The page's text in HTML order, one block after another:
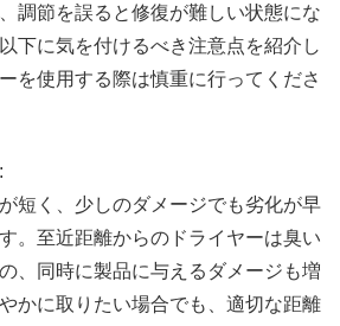
調節を誤ると修復が難しい状態にな
下に気を付けるべき注意点を紹介し
を使用する際は慎重に行ってくださ
短く、少しのダメージでも劣化が早
。至近距離からのドライヤーは臭い
、同時に製品に与えるダメージも増
かに取りたい場合でも、適切な距離